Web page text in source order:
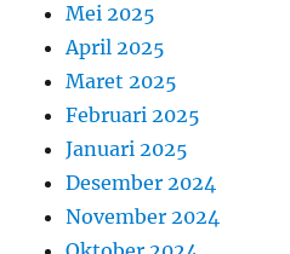
Mei 2025
April 2025
Maret 2025
Februari 2025
Januari 2025
Desember 2024
November 2024